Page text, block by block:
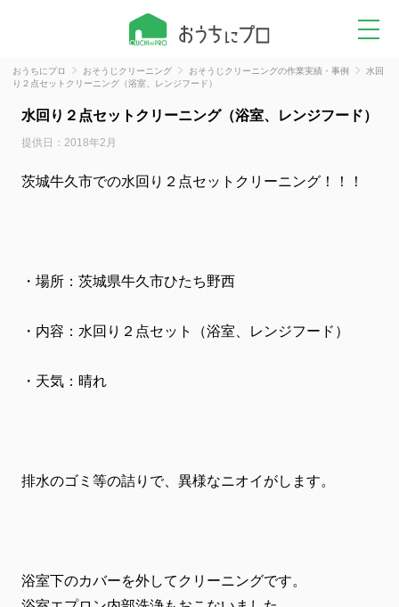
おうちにプロ おそうじクリーニング おそうじクリーニングの作業実績・事例
水回
り２点セットクリーニング（浴室、レンジフード）
水回り２点セットクリーニング（浴室、レンジフード）
提供日：2018年2月
茨城牛久市での水回り２点セットクリーニング！！！
・場所：茨城県牛久市ひたち野西
・内容：水回り２点セット（浴室、レンジフード）
・天気：晴れ
排水のゴミ等の詰りで、異様なニオイがします。
浴室下のカバーを外してクリーニングです。